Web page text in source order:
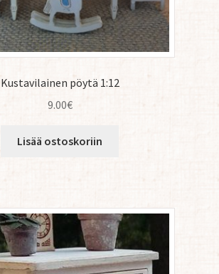
Kustavilainen pöytä 1:12
9.00€
Lisää ostoskoriin